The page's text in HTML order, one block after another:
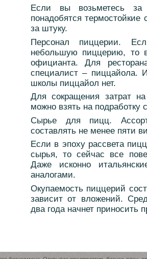
Если вы возьметесь за
понадобятся
за штуку.
Персонал пиццерии.
небольшую пиццерию, то
официанта. Для
специалист – пиццайола.
школы пиццайол нет.
Для сокращения затрат
можно взять на подработку
Сырье для пицц.
составлять не менее пяти
Если в эпоху рассвета
сырья, то сейчас все
Даже исконно
аналогами.
Окупаемость пиццерий
зависит от вложений.
два года начнет приносить